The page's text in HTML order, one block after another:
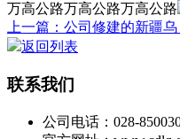
万高公路万高公路万高公路
上一篇：公司修建的新疆
返回列表
联系我们
公司电话：028-